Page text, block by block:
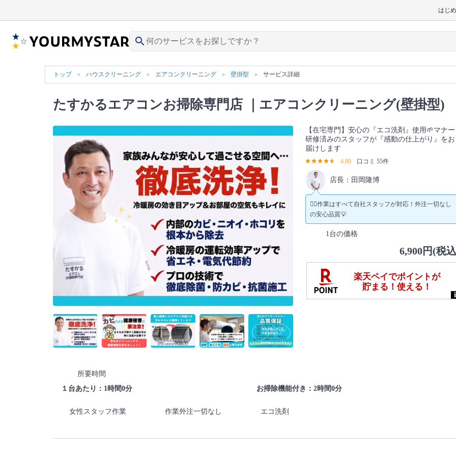
はじ
search
トップ ハウスクリーニング エアコンクリーニング 壁掛型 サービス詳細
たすかるエアコンお掃除専門店 ｜エアコンクリーニング(壁掛型)
【在宅専門】安心の『エコ洗剤』使用🌱マナー
研修済みのスタッフが『感動の仕上がり』をお
届けします
4.80 口コミ 55件
店長：田岡隆博
👷‍♂️作業はすべて自社スタッフが対応！外注一切なし
の安心品質💡
1台の価格
6,900円(税
所要時間
１台あたり：1時間0分
お掃除機能付き：2時間0分
女性スタッフ作業 作業外注一切なし エコ洗剤